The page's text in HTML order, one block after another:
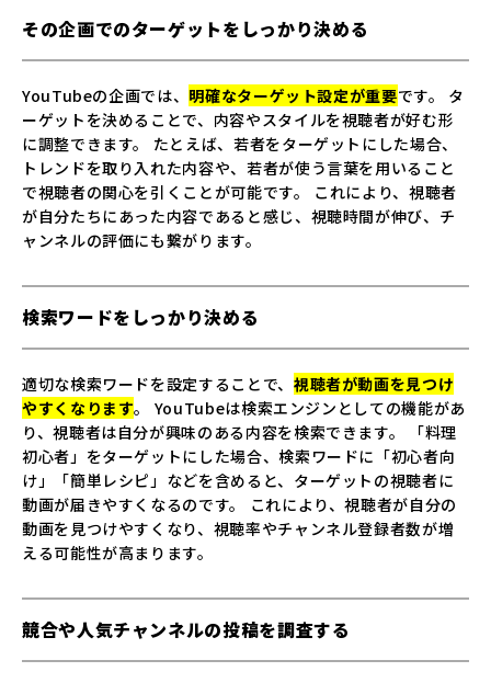
その企画でのターゲットをしっかり決める
YouTubeの企画では、 明確なターゲット設定が重要です。 タ
ーゲットを決めることで、内容やスタイルを視聴者が好む形
に調整できます。 たとえば、若者をターゲットにした場合、
トレンドを取り入れた内容や、若者が使う言葉を用いること
で視聴者の関心を引くことが可能です。 これにより、視聴者
が自分たちにあった内容であると感じ、視聴時間が伸び、チ
ャンネルの評価にも繋がります。
検索ワードをしっかり決める
適切な検索ワードを設定することで、 視聴者が動画を見つけ
やすくなります。 YouTubeは検索エンジンとしての機能があ
り、視聴者は自分が興味のある内容を検索できます。 「料理
初心者」をターゲットにした場合、検索ワードに「初心者向
け」「簡単レシピ」などを含めると、ターゲットの視聴者に
動画が届きやすくなるのです。 これにより、視聴者が自分の
動画を見つけやすくなり、視聴率やチャンネル登録者数が増
える可能性が高まります。
競合や人気チャンネルの投稿を調査する